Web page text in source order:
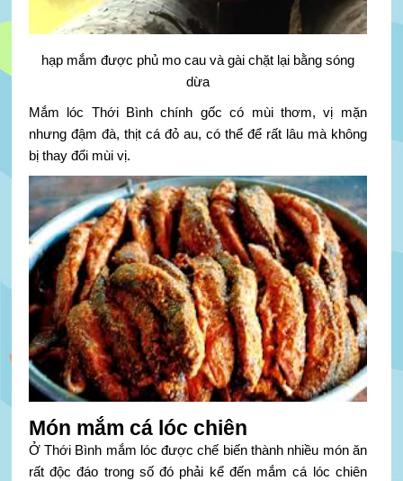
hạp mắm được phủ mo cau và gài chặt lại bằng sóng
dừa
Mắm lóc Thới Bình chính gốc có mùi thơm, vị mặn
nhưng đậm đà, thịt cá đỏ au, có thể để rất lâu mà không
bị thay đổi mùi vị.
Món mắm cá lóc chiên
Ở Thới Bình mắm lóc được chế biến thành nhiều món ăn
rất độc đáo trong số đó phải kể đến mắm cá lóc chiên